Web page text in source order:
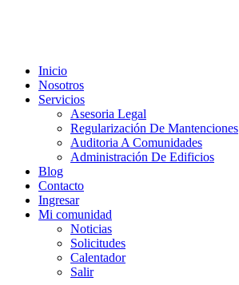
Inicio
Nosotros
Servicios
Asesoria Legal
Regularización De Mantenciones
Auditoria A Comunidades
Administración De Edificios
Blog
Contacto
Ingresar
Mi comunidad
Noticias
Solicitudes
Calentador
Salir